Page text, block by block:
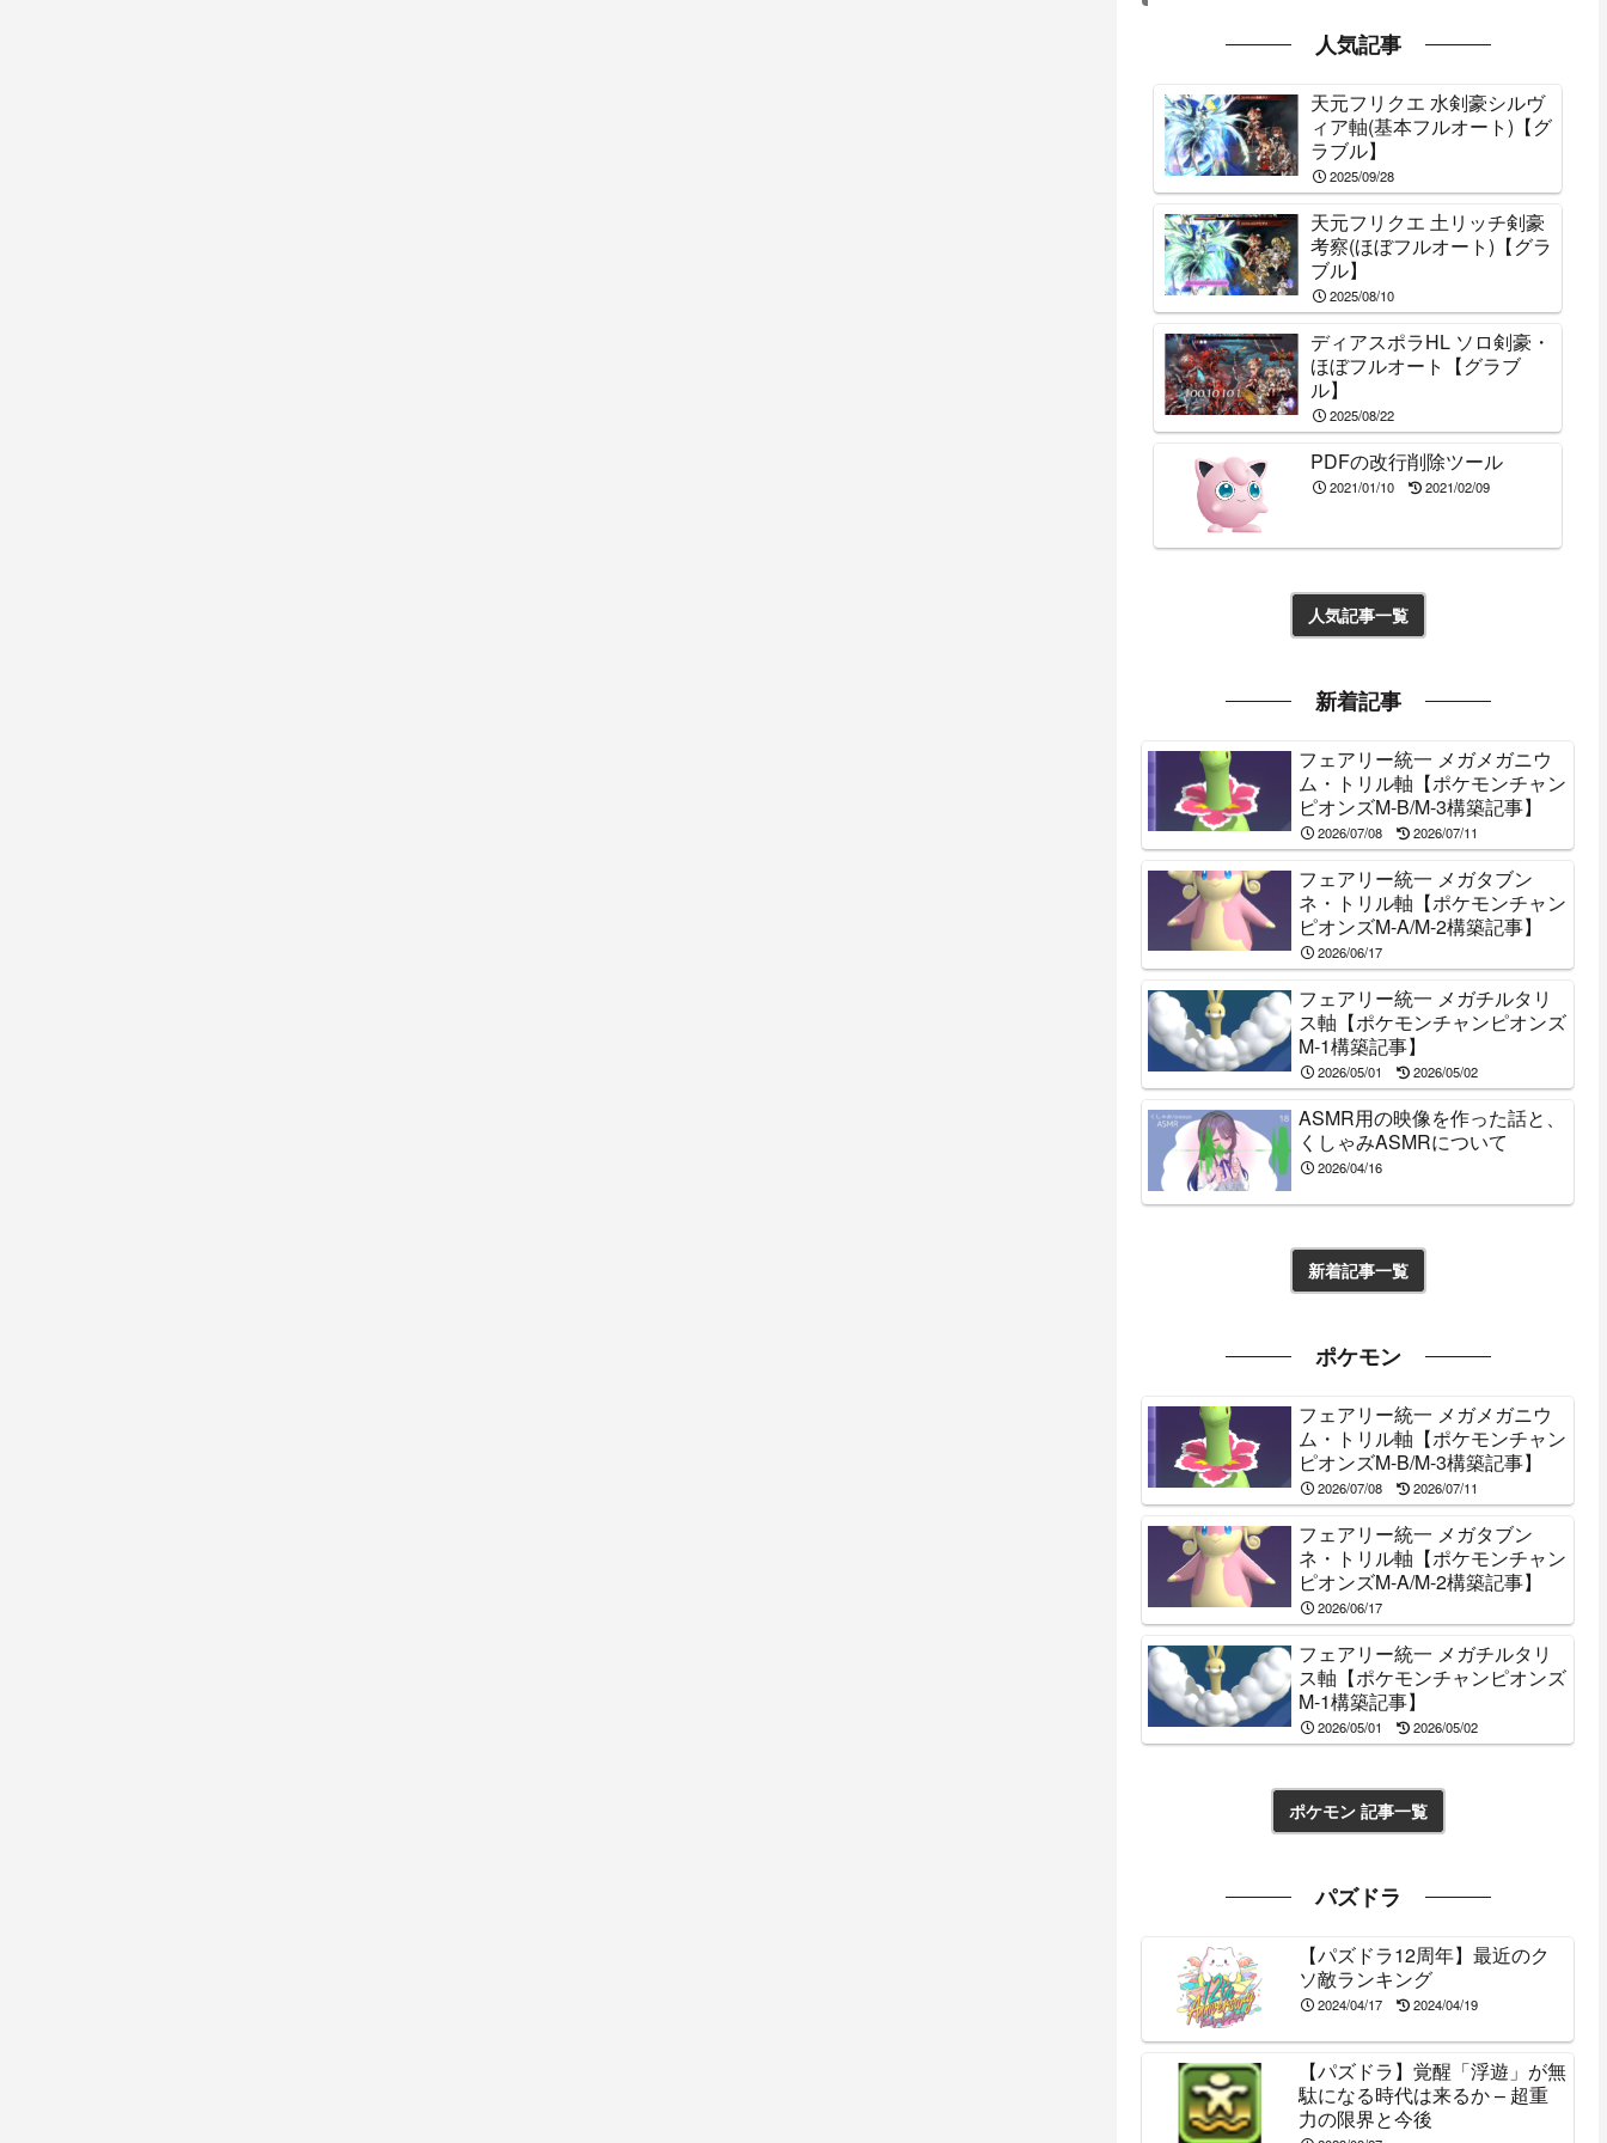
人気記事
天元フリクエ 水剣豪シルヴ
ィア軸(基本フルオート)【グ
ラブル】
2025/09/28
天元フリクエ 土リッチ剣豪
考察(ほぼフルオート)【グラ
ブル】
2025/08/10
ディアスポラHL ソロ剣豪・
ほぼフルオート【グラブ
ル】
2025/08/22
PDFの改行削除ツール
2021/01/10 2021/02/09
人気記事一覧
新着記事
フェアリー統一 メガメガニウ
ム・トリル軸【ポケモンチャン
ピオンズM-B/M-3構築記事】
2026/07/08 2026/07/11
フェアリー統一 メガタブン
ネ・トリル軸【ポケモンチャン
ピオンズM-A/M-2構築記事】
2026/06/17
フェアリー統一 メガチルタリ
ス軸【ポケモンチャンピオンズ
M-1構築記事】
2026/05/01 2026/05/02
ASMR用の映像を作った話と、
くしゃみASMRについて
2026/04/16
新着記事一覧
ポケモン
フェアリー統一 メガメガニウ
ム・トリル軸【ポケモンチャン
ピオンズM-B/M-3構築記事】
2026/07/08 2026/07/11
フェアリー統一 メガタブン
ネ・トリル軸【ポケモンチャン
ピオンズM-A/M-2構築記事】
2026/06/17
フェアリー統一 メガチルタリ
ス軸【ポケモンチャンピオンズ
M-1構築記事】
2026/05/01 2026/05/02
ポケモン 記事一覧
パズドラ
【パズドラ12周年】最近のク
ソ敵ランキング
2024/04/17 2024/04/19
【パズドラ】覚醒「浮遊」が無
駄になる時代は来るか – 超重
力の限界と今後